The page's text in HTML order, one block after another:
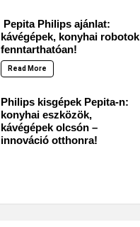
Pepita Philips ajánlat:
kávégépek, konyhai robotok
fenntarthatóan!
Read More
Philips kisgépek Pepita-n:
konyhai eszközök,
kávégépek olcsón –
innováció otthonra!